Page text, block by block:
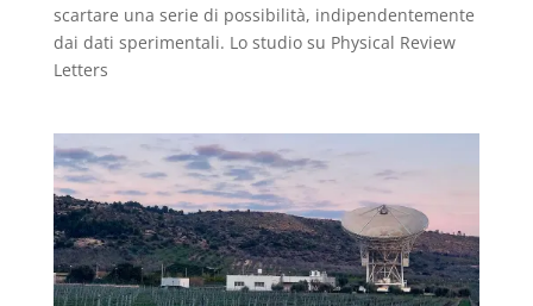
scartare una serie di possibilità, indipendentemente
dai dati sperimentali. Lo studio su Physical Review
Letters